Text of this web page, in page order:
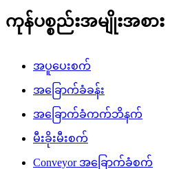
ကုန်ပစ္စည်းအမျိုးအစား
အပူပေးစက်
အခြောက်ခံခန်း
အခြောက်ခံကက်ဘိနက်
မီးခိုးမီးစက်
Conveyor အခြောက်ခံစက်